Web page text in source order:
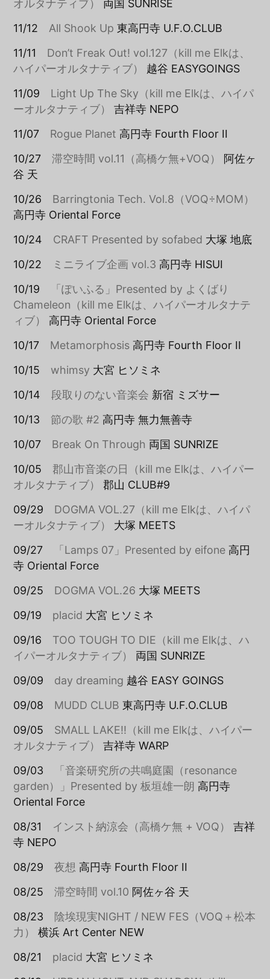
オルタナティブ）
両国 SUNRISE
11/12 All Shook Up 東高円寺 U.F.O.CLUB
11/11 Don’t Freak Out! vol.127（kill me Elkは、
ハイパーオルタナティブ）
越谷 EASYGOINGS
11/09 Light Up The Sky（kill me Elkは、ハイパ
ーオルタナティブ）
吉祥寺 NEPO
11/07 Rogue Planet 高円寺 Fourth Floor II
10/27滞空時間 vol.11（高橋ケ無+VOQ）
阿佐ヶ
谷 天
10/26 Barringtonia Tech. Vol.8（VOQ÷MOM）
高円寺 Oriental Force
10/24 CRAFT Presented by sofabed 大塚 地底
10/22
ミニライブ企画 vol.3 高円寺 HISUI
10/19
「ぽいふる」Presented by よくばり
Chameleon（kill me Elkは、ハイパーオルタナテ
ィブ）
高円寺 Oriental Force
10/17 Metamorphosis 高円寺 Fourth Floor II
10/15 whimsy 大宮 ヒソミネ
10/14段取りのない音楽会 新宿 ミズサー
10/13 節の歌 #2 高円寺 無力無善寺
10/07 Break On Through 両国 SUNRIZE
10/05 郡山市音楽の日（kill me Elkは、ハイパー
オルタナティブ）
郡山 CLUB#9
09/29 DOGMA VOL.27（kill me Elkは、ハイパ
ーオルタナティブ）
大塚 MEETS
09/27
「Lamps 07」Presented by eifone 高円
寺 Oriental Force
09/25 DOGMA VOL.26 大塚 MEETS
09/19 placid 大宮 ヒソミネ
09/16 TOO TOUGH TO DIE（kill me Elkは、ハ
イパーオルタナティブ）
両国 SUNRIZE
09/09 day dreaming 越谷 EASY GOINGS
09/08 MUDD CLUB 東高円寺 U.F.O.CLUB
09/05 SMALL LAKE!!（kill me Elkは、ハイパー
オルタナティブ）
吉祥寺 WARP
09/03
「音楽研究所の共鳴庭園（resonance
garden）」Presented by 板垣雄一朗 高円寺
Oriental Force
08/31 インスト納涼会（高橋ケ無 + VOQ）
吉祥
寺 NEPO
08/29夜想 高円寺 Fourth Floor II
08/25滞空時間 vol.10 阿佐ヶ谷 天
08/23 陰埃現実NIGHT / NEW FES（VOQ＋松本
力）
横浜 Art Center NEW
08/21 placid 大宮 ヒソミネ